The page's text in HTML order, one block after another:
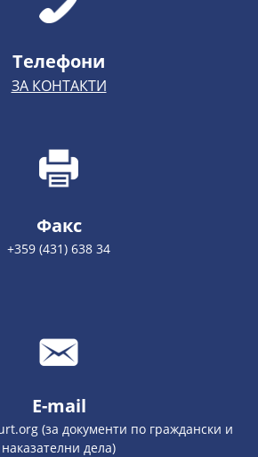
Телефони
ЗА КОНТАКТИ
Факс
+359 (431) 638 34
E-mail
(за документи по граждански и
наказателни дела)